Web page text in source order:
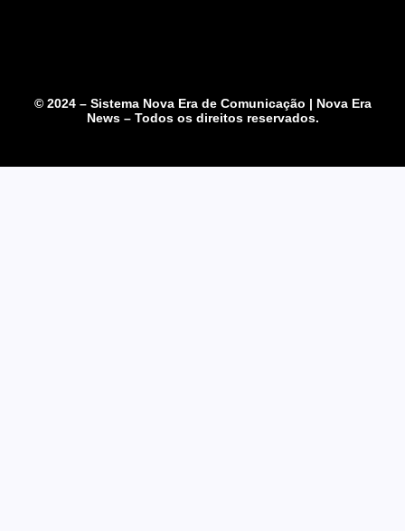
© 2024 – Sistema Nova Era de Comunicação | Nova Era
News – Todos os direitos reservados.